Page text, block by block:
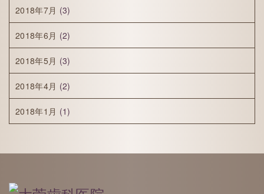
2018年7月 (3)
2018年6月 (2)
2018年5月 (3)
2018年4月 (2)
2018年1月 (1)